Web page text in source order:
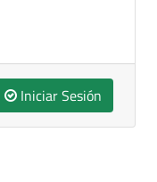
Iniciar Sesión